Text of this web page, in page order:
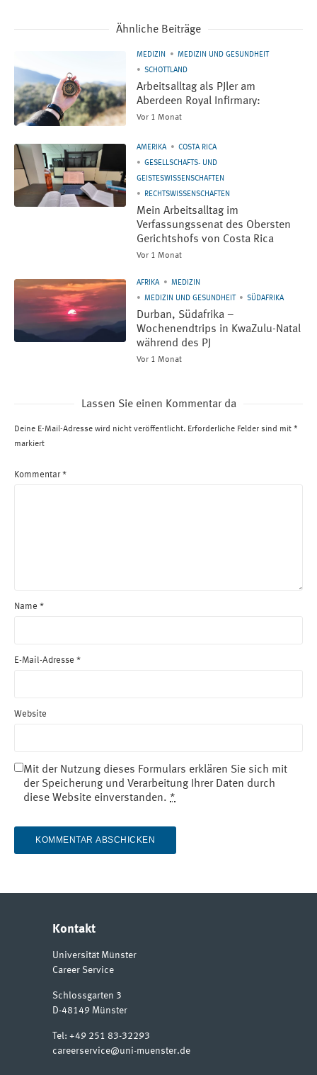
Ähnliche Beiträge
MEDIZIN
MEDIZIN UND GESUNDHEIT
SCHOTTLAND
Arbeitsalltag als PJler am
Aberdeen Royal Infirmary:
Vor 1 Monat
AMERIKA
COSTA RICA
GESELLSCHAFTS- UND
GEISTESWISSENSCHAFTEN
RECHTSWISSENSCHAFTEN
Mein Arbeitsalltag im
Verfassungssenat des Obersten
Gerichtshofs von Costa Rica
Vor 1 Monat
AFRIKA
MEDIZIN
MEDIZIN UND GESUNDHEIT
SÜDAFRIKA
Durban, Südafrika –
Wochenendtrips in KwaZulu-Natal
während des PJ
Vor 1 Monat
Lassen Sie einen Kommentar da
Deine E-Mail-Adresse wird nicht veröffentlicht. Erforderliche Felder sind mit *
markiert
Kommentar*
Name *
E-Mail-Adresse *
Website
Mit der Nutzung dieses Formulars erklären Sie sich mit
der Speicherung und Verarbeitung Ihrer Daten durch
diese Website einverstanden. *
Kontakt
Universität Münster
Career Service
Schlossgarten 3
D-48149 Münster
Tel: +49 251 83-32293
careerservice@uni-muenster.de